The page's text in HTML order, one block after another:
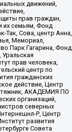
движений,
прав граждан,
их семьям, Фонд
Так, Сова, центр Анна,
Мемориал,
Парк Гагарина, Фонд
прав человека,
центр по
гражданских
действие, Центр
АКАДЕМИЯ ПО
организаций,
северных
Р, Центр
развития
Совета